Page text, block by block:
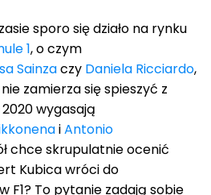
sporo się działo na rynku
1, o czym
Sainzaczy Daniela Ricciardo,
nie zamierza się spieszyć z
wygasają
iAntonio
chce skrupulatnie ocenić
Kubica wróci do
F1? To pytanie zadają sobie